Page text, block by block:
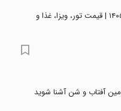
هزینه سفر به دبی ۱۴۰۵ | قیمت تور، ویزا، غذا و
آفتاب و شن آشنا شوید